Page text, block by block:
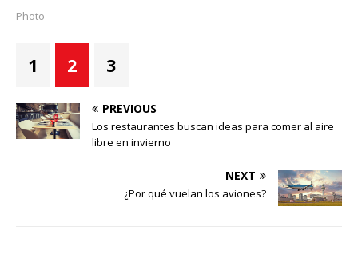
Photo
1 2 3
PREVIOUS
Los restaurantes buscan ideas para comer al aire
libre en invierno
NEXT
¿Por qué vuelan los aviones?